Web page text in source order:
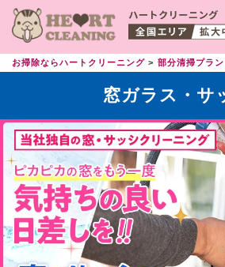
お掃除ならハートクリーニング 部分清掃プラン
窓ガラス・サ